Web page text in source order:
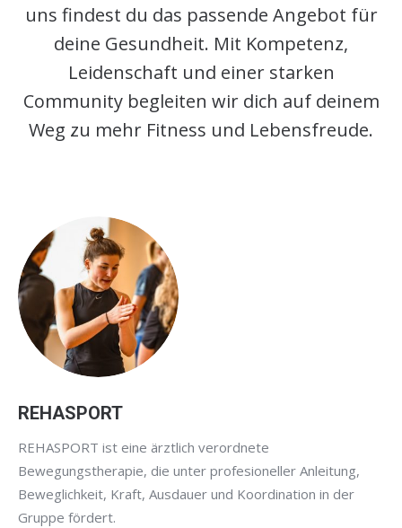
uns findest du das passende Angebot für
deine Gesundheit. Mit Kompetenz,
Leidenschaft und einer starken
Community begleiten wir dich auf deinem
Weg zu mehr Fitness und Lebensfreude.
REHASPORT
REHASPORT ist eine ärztlich verordnete
Bewegungstherapie, die unter profesioneller Anleitung,
Beweglichkeit, Kraft, Ausdauer und Koordination in der
Gruppe fördert.